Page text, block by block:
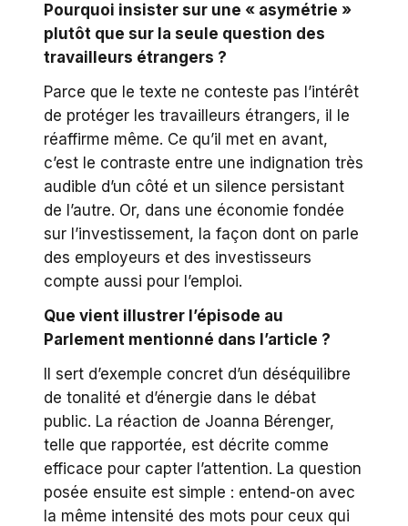
Pourquoi insister sur une « asymétrie »
plutôt que sur la seule question des
travailleurs étrangers ?
Parce que le texte ne conteste pas l’intérêt
de protéger les travailleurs étrangers, il le
réaffirme même. Ce qu’il met en avant,
c’est le contraste entre une indignation très
audible d’un côté et un silence persistant
de l’autre. Or, dans une économie fondée
sur l’investissement, la façon dont on parle
des employeurs et des investisseurs
compte aussi pour l’emploi.
Que vient illustrer l’épisode au
Parlement mentionné dans l’article ?
Il sert d’exemple concret d’un déséquilibre
de tonalité et d’énergie dans le débat
public. La réaction de Joanna Bérenger,
telle que rapportée, est décrite comme
efficace pour capter l’attention. La question
posée ensuite est simple : entend-on avec
la même intensité des mots pour ceux qui